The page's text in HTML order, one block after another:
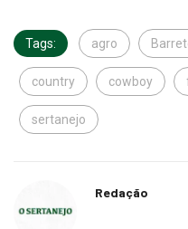
Tags: agro
country cowboy
sertanejo
Redação